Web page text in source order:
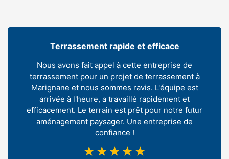
Terrassement rapide et efficace
Nous avons fait appel à cette entreprise de
terrassement pour un projet de terrassement à
Marignane et nous sommes ravis. L'équipe est
arrivée à l'heure, a travaillé rapidement et
efficacement. Le terrain est prêt pour notre futur
aménagement paysager. Une entreprise de
confiance !
☆ ☆ ☆ ☆ ☆